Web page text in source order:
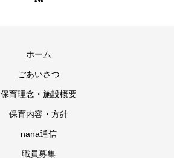
ホーム
ごあいさつ
保育理念・施設概要
保育内容・方針
nana通信
職員募集